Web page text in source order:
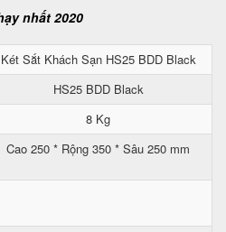
Két Sắt Khách Sạn HS25 BDD Black
HS25 BDD Black
8 Kg
Cao 250 * Rộng 350 * Sâu 250 mm